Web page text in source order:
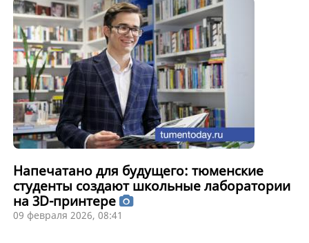
Напечатано для будущего: тюменские
студенты создают школьные лаборатории
на 3D-принтере
09 февраля 2026, 08:41